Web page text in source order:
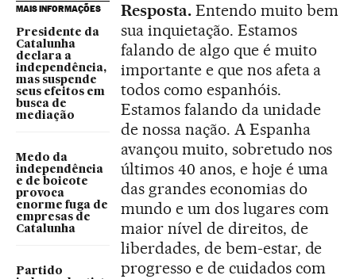
MAIS INFORMAÇÕES
Presidente da
Catalunha
declara a
independência,
mas suspende
seus efeitos em
busca de
mediação
Medo da
independência
e de boicote
provoca
enorme fuga de
empresas de
Catalunha
Partido
Resposta.Entendo muito bem
sua inquietação. Estamos
falando de algo que é muito
importante e que nos afeta a
todos como espanhóis.
Estamos falando da unidade
de nossa nação. A Espanha
avançou muito, sobretudo nos
últimos 40 anos, e hoje é uma
das grandes economias do
mundo e um dos lugares com
maior nível de direitos, de
liberdades, de bem-estar, de
progresso e de cuidados com